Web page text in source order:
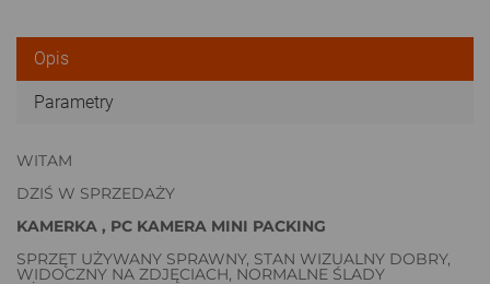
Opis
Parametry
WITAM
DZIŚ W SPRZEDAŻY
KAMERKA , PC KAMERA MINI PACKING
SPRZĘT UŻYWANY SPRAWNY, STAN WIZUALNY DOBRY,
WIDOCZNY NA ZDJĘCIACH, NORMALNE ŚLADY